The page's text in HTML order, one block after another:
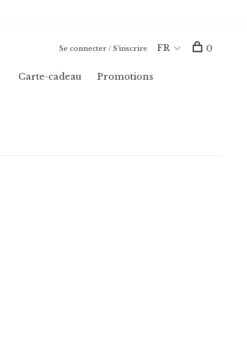
Carte-cadeau
Promotions
Se connecter / S'inscrire FR 0